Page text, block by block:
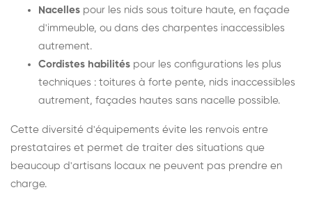
Nacelles pour les nids sous toiture haute, en façade
d'immeuble, ou dans des charpentes inaccessibles
autrement.
Cordistes habilités pour les configurations les plus
techniques : toitures à forte pente, nids inaccessibles
autrement, façades hautes sans nacelle possible.
Cette diversité d'équipements évite les renvois entre
prestataires et permet de traiter des situations que
beaucoup d'artisans locaux ne peuvent pas prendre en
charge.